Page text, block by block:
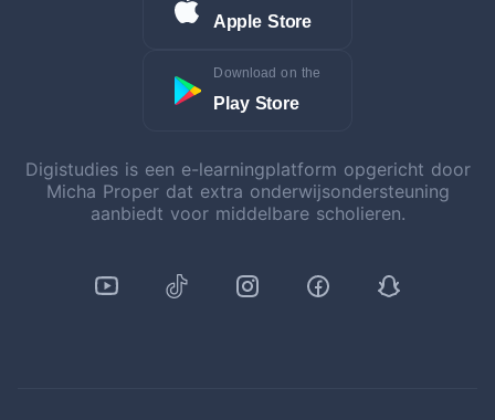
Apple Store
Download on the
Play Store
Digistudies is een e-learningplatform opgericht door
Micha Proper dat extra onderwijsondersteuning
aanbiedt voor middelbare scholieren.